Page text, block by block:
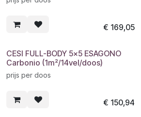
€ 169,05
CESI FULL-BODY 5x5 ESAGONO
Carbonio (1m²/14vel/doos)
prijs per doos
€ 150,94